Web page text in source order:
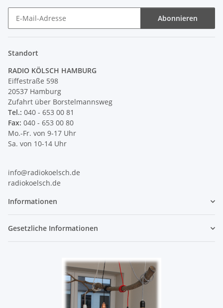
Abonnieren
Standort
RADIO KÖLSCH HAMBURG
Eiffestraße 598
20537 Hamburg
Zufahrt über Borstelmannsweg
Tel.: 040 - 653 00 81
Fax: 040 - 653 00 80
Mo.-Fr. von 9-17 Uhr
Sa. von 10-14 Uhr
info@radiokoelsch.de
radiokoelsch.de
Informationen
Gesetzliche Informationen